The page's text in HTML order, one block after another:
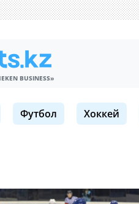
BUSINESS»
Футбол Хоккей